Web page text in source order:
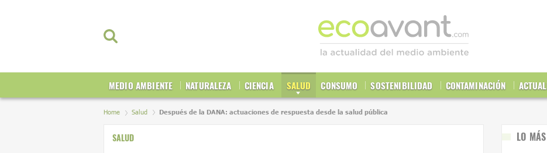
MEDIO AMBIENTE NATURALEZA CIENCIA SALUD CONSUMO SOSTENIBILIDAD CONTAMINACIÓN
Home Salud Después de la DANA: actuaciones de respuesta desde la salud pública
SALUD LO